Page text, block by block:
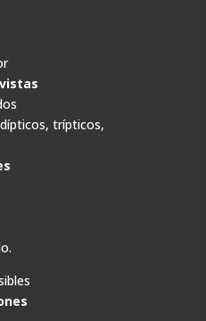
trípticos,